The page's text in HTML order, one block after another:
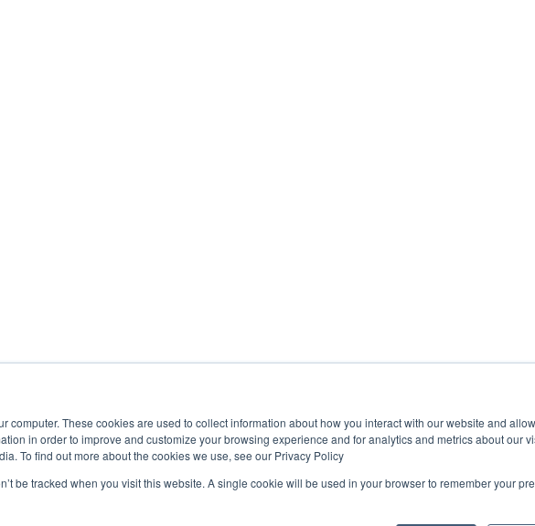
computer. These cookies are used to collect information about how you interact with our website and
in order to improve and customize your browsing experience and for analytics and metrics about our
To find out more about the cookies we use, see our Privacy Policy
be tracked when you visit this website. A single cookie will be used in your browser to remember your